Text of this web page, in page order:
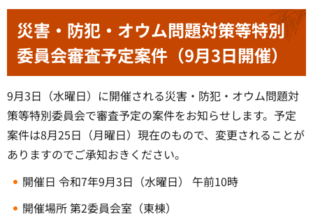
災害・防犯・オウム問題対策等特別
委員会審査予定案件（9月3日開催）
9月3日（水曜日）に開催される災害・防犯・オウム問題対
策等特別委員会で審査予定の案件をお知らせします。予定
案件は8月25日（月曜日）現在のもので、変更されることが
ありますのでご承知おきください。
開催日 令和7年9月3日（水曜日） 午前10時
開催場所 第2委員会室（東棟）